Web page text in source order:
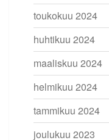
toukokuu 2024
huhtikuu 2024
maaliskuu 2024
helmikuu 2024
tammikuu 2024
joulukuu 2023